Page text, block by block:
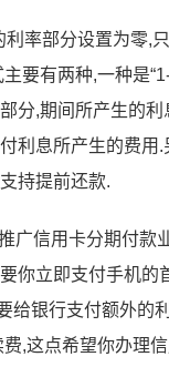
利率部分设置为零
要有两种,一种是
分,期间所产生的
利息所产生的费用
持提前还款.
广信用卡分期付
你立即支付手机
给银行支付额外的
,这点希望你办理